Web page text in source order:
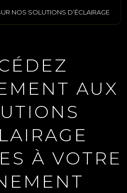
NOS SOLUTIONS D’ÉCLAIRAGE
AUX
À VOTRE